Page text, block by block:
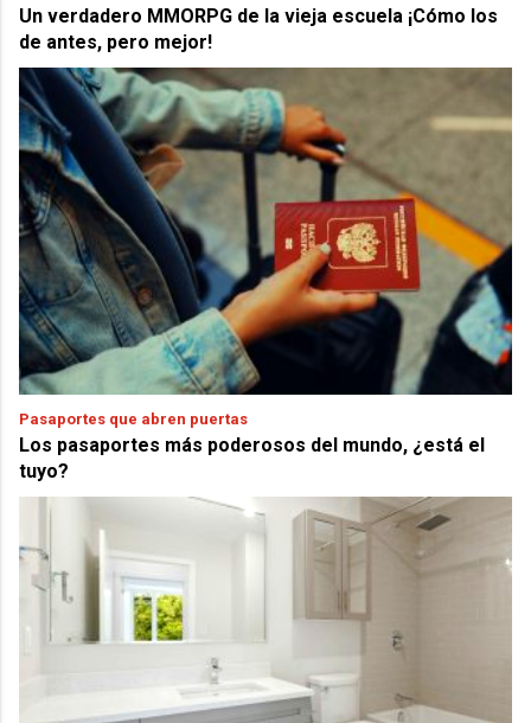
Un verdadero MMORPG de la vieja escuela ¡Cómo los
de antes, pero mejor!
Pasaportes que abren puertas
Los pasaportes más poderosos del mundo, ¿está el
tuyo?